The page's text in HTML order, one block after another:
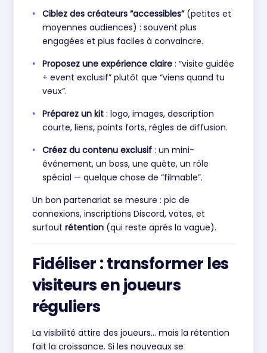
Ciblez des créateurs “accessibles”(petites et
moyennes audiences) : souvent plus
engagées et plus faciles à convaincre.
Proposez une expérience claire : “visite guidée
+ event exclusif” plutôt que “viens quand tu
veux”.
Préparez un kit : logo, images, description
courte, liens, points forts, règles de diffusion.
Créez du contenu exclusif : un mini-
événement, un boss, une quête, un rôle
spécial — quelque chose de “filmable”.
Un bon partenariat se mesure : pic de
connexions, inscriptions Discord, votes, et
surtout rétention(qui reste après la vague).
Fidéliser : transformer les
visiteurs en joueurs
réguliers
La visibilité attire des joueurs… mais la rétention
fait la croissance. Si les nouveaux se